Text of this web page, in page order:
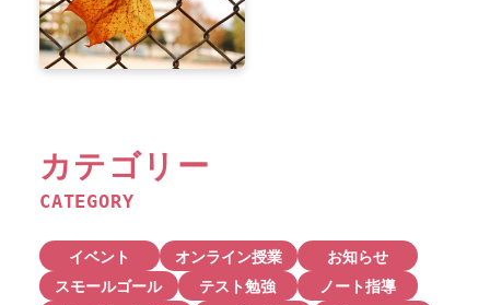
カテゴリー
CATEGORY
イベント オンライン授業
お知らせ
スモールゴール
テスト勉強
ノート指導